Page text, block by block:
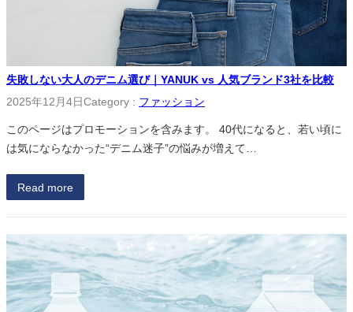
失敗しない大人のデニム選び｜YANUK vs 人気ブランド3社を比較
2025年12月4日Category : ファッション
このページはプロモーションを含みます。 40代になると、若い頃に
は気にならなかった“デニム迷子”の悩みが増えて…
Read more